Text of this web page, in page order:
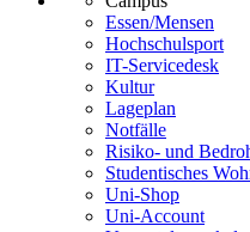
Essen/Mensen
Hochschulsport
IT-Servicedesk
Kultur
Lageplan
Notfälle
Risiko- und
Studentisches
Uni-Shop
Uni-Account